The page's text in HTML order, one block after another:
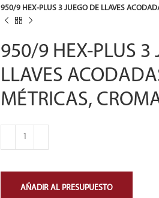
950/9 HEX-PLUS 3 JUEGO DE LLAVES
950/9 HEX-PLUS 3
LLAVES
MÉTRICAS,
AÑADIR AL PRESUPUESTO